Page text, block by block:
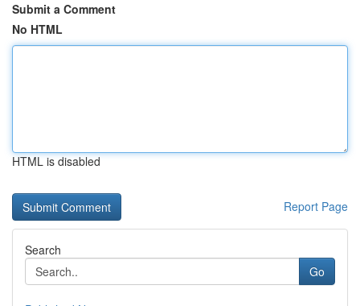
Submit a Comment
No HTML
HTML is disabled
Report Page
Search
Go